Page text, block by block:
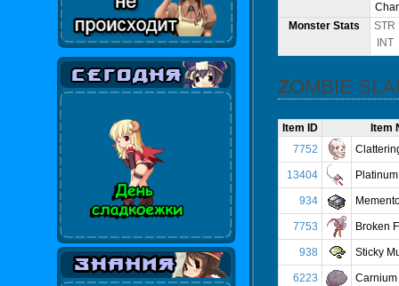
Monster Stats
STR
INT
ZOMBIE
Item ID
Item
7752
13404
934
7753 Broken
938 Sticky
6223 Carnium